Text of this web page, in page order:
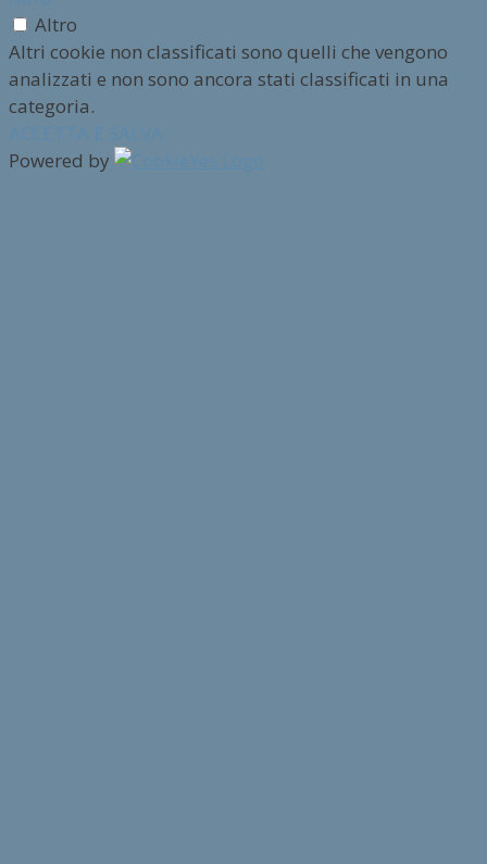
Altro
Altri cookie non classificati sono quelli che vengono
analizzati e non sono ancora stati classificati in una
categoria.
Powered by